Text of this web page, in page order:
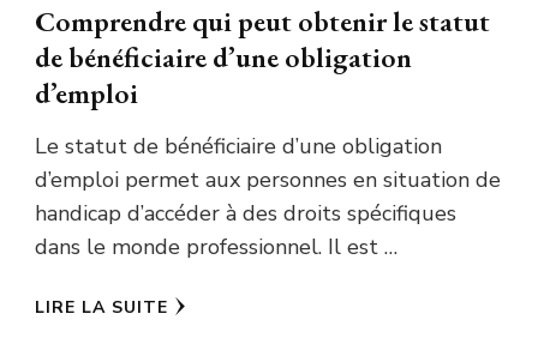
Comprendre qui peut obtenir le statut
de bénéficiaire d’une obligation
d’emploi
Le statut de bénéficiaire d’une obligation
d’emploi permet aux personnes en situation de
handicap d’accéder à des droits spécifiques
dans le monde professionnel. Il est …
LIRE LA SUITE